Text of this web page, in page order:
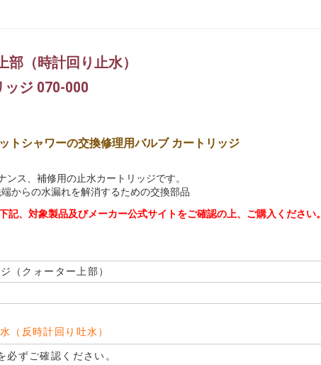
部（時計回り止水）
ジ 070-000
トシャワーの交換修理用バルブ カートリッジ
ス、補修用の止水カートリッジです。
からの水漏れを解消するための交換部品
、対象製品及びメーカー公式サイトをご確認の上、ご購入ください。
（クォーター上部）
（反時計回り吐水）
必ずご確認ください。